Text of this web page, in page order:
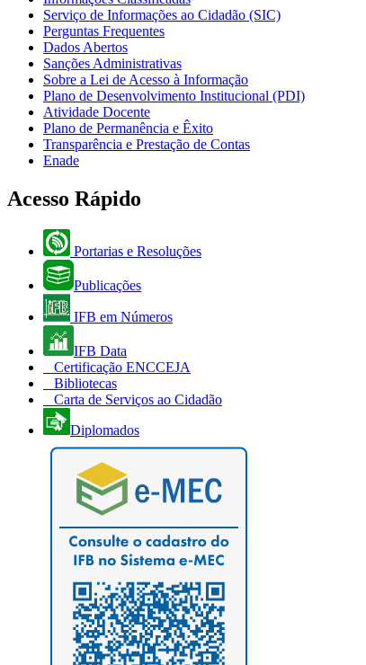
Serviço de Informações ao Cidadão (SIC)
Perguntas Frequentes
Dados Abertos
Sanções Administrativas
Sobre a Lei de Acesso à Informação
Plano de Desenvolvimento Institucional (PDI)
Atividade Docente
Plano de Permanência e Êxito
Transparência e Prestação de Contas
Enade
Acesso Rápido
Portarias e Resoluções
Publicações
IFB em Números
IFB Data
Certificação ENCCEJA
Bibliotecas
Carta de Serviços ao Cidadão
Diplomados